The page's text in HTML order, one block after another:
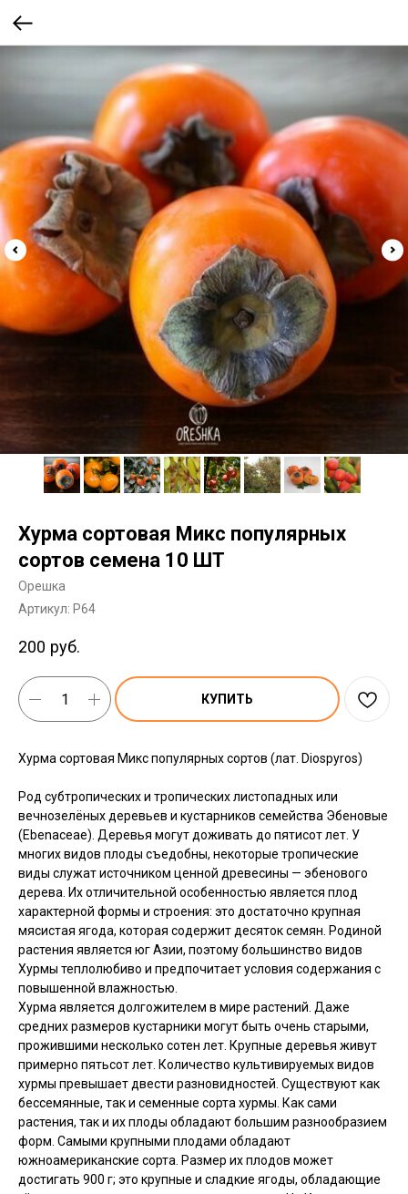
Хурма сортовая Микс популярных
сортов семена 10 ШТ
Орешка
Артикул: P64
200 руб.
КУПИТЬ
Хурма сортовая Микс популярных сортов (лат. Diospyros)
Род субтропических и тропических листопадных или
вечнозелёных деревьев и кустарников семейства Эбеновые
(Ebenaceae). Деревья могут доживать до пятисот лет. У
многих видов плоды съедобны, некоторые тропические
виды служат источником ценной древесины — эбенового
дерева. Их отличительной особенностью является плод
характерной формы и строения: это достаточно крупная
мясистая ягода, которая содержит десяток семян. Родиной
растения является юг Азии, поэтому большинство видов
Хурмы теплолюбиво и предпочитает условия содержания с
повышенной влажностью.
Хурма является долгожителем в мире растений. Даже
средних размеров кустарники могут быть очень старыми,
прожившими несколько сотен лет. Крупные деревья живут
примерно пятьсот лет. Количество культивируемых видов
хурмы превышает двести разновидностей. Существуют как
бессемянные, так и семенные сорта хурмы. Как сами
растения, так и их плоды обладают большим разнообразием
форм. Самыми крупными плодами обладают
южноамериканские сорта. Размер их плодов может
достигать 900 г; это крупные и сладкие ягоды, обладающие